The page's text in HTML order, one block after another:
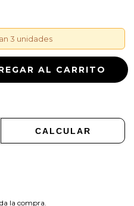
3 unidades
CALCULAR
la compra.